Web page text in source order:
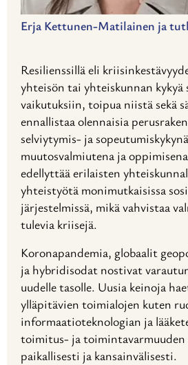
Erja Kettunen-Matilainen ja
Resilienssillä eli
yhteisön tai yhteiskunnan kykyä
vaikutuksiin, toipua niistä sekä
ennallistaa olennaisia
selviytymis- ja
muutosvalmiutena ja
edellyttää erilaisten
yhteistyötä monimutkaisissa
järjestelmissä, mikä vahvistaa
tulevia kriisejä.
Koronapandemia, globaalit
ja hybridisodat nostivat
uudelle tasolle. Uusia keinoja
ylläpitävien toimialojen kuten
informaatioteknologian ja
toimitus- ja toimintavarmuuden
paikallisesti ja kansainvälisesti.